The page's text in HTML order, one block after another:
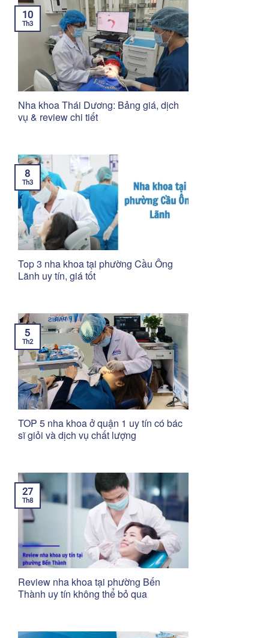
Nha khoa Thái Dương: Bảng giá, dịch
vụ & review chi tiết
10
Th3
Top 3 nha khoa tại phường Cầu Ông
Lãnh uy tín, giá tốt
8
Th3
TOP 5 nha khoa ở quận 1 uy tín có bác
sĩ giỏi và dịch vụ chất lượng
5
Th2
Review nha khoa tại phường Bến
Thành uy tín không thể bỏ qua
27
Th8